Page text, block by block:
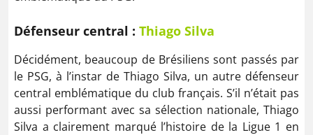
Défenseur central : Thiago Silva
Décidément, beaucoup de Brésiliens sont passés par
le PSG, à l’instar de Thiago Silva, un autre défenseur
central emblématique du club français. S’il n’était pas
aussi performant avec sa sélection nationale, Thiago
Silva a clairement marqué l’histoire de la Ligue 1 en